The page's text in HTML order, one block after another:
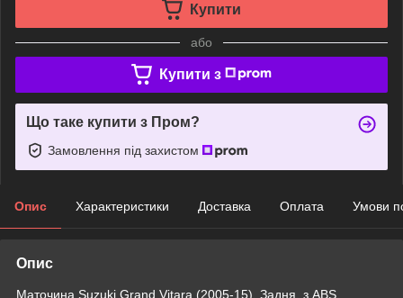
Купити
або
Купити з
Що таке купити з Пром?
Замовлення під захистом
Опис Характеристики Доставка Оплата Умови
Опис
Маточина Suzuki Grand Vitara (2005-15). Задня. з ABS.